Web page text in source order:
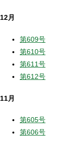
12月
第609号
第610号
第611号
第612号
11月
第605号
第606号